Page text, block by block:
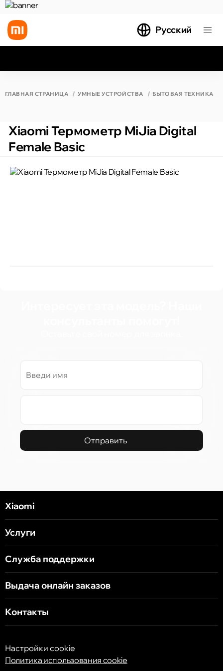
Русский
ГЛАВНАЯ СТРАНИЦА УМНЫЕ УСТРОЙСТВА БЫТОВАЯ ТЕХНИКА
Xiaomi Термометр MiJia Digital
Female Basic
Отправить
Xiaomi
Услуги
Служба поддержки
Выдача онлайн заказов
Контакты
Настройки cookie
Политика использования cookie